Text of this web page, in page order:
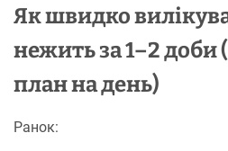
Як швидко
нежить за 1–2
план на день)
Ранок: